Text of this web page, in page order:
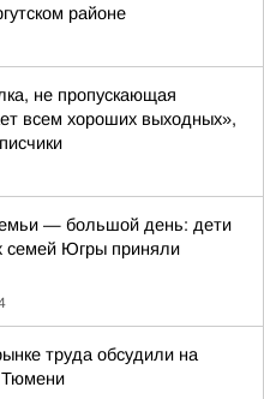
районе
не пропускающая
всем хороших выходных»,
— большой день: дети
семей Югры приняли
труда обсудили на
Тюмени